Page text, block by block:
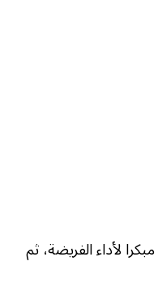
كعادته مبكرا لأداء الفريضة، ثم